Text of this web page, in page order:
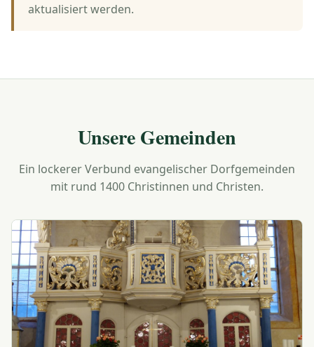
aktualisiert werden.
Unsere Gemeinden
Ein lockerer Verbund evangelischer Dorfgemeinden
mit rund 1400 Christinnen und Christen.